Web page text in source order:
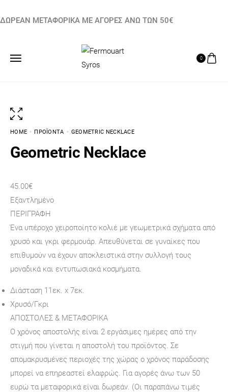
ΔΩΡΕΑΝ ΜΕΤΑΦΟΡΙΚΑ ΜΕ ΑΓΟΡΕΣ ΑΝΩ ΤΩΝ 50€
0
HOME ΠΡΟΪΌΝΤΑ GEOMETRIC NECKLACE
Geometric Necklace
45.00€
Εξαντλημένο
ΠΕΡΙΓΡΑΦΉ
Ένα υπέροχο χειροποίητο κολιέ με γεωμετρικά σχήματα από
χρυσό και γκρι φερμουάρ. Απευθύνεται σε γυναίκες που
επιθυμούν να έχουν αποκλειστικά στην συλλογή τους
μοναδικά και εντυπωσιακά κοσμήματα.
Διάσταση 11εκ. x 7εκ.
Χρυσό/Γκρι
ΑΠΟΣΤΟΛΕΣ & ΜΕΤΑΦΟΡΙΚΑ
Ο χρόνος αποστολής είναι 2 εργάσιμες ημέρες από την
στιγμή που γίνεται η αποστολή του προϊόντος. Σε
απομακρυσμένες περιοχές της χώρας ο χρόνος παράδοσης
μπορεί να επηρεαστεί ελαφρώς. Για αγορές άνω των 50
ευρώ τα μεταφορικά είναι δωρεάν. (Οι παραπάνω τιμές